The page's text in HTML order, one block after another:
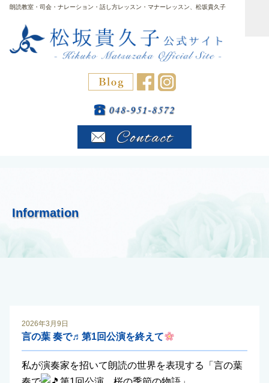
朗読教室・司会・ナレーション・話し方レッスン・マナーレッスン、松坂貴久子
Information
2026年3月9日
言の葉 奏で♬第1回公演を終えて
私が演奏家を招いて朗読の世界を表現する「言の葉